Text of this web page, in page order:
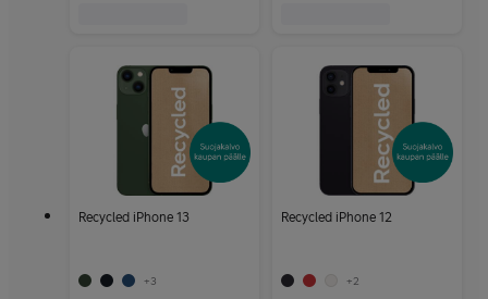
Recycled iPhone 13
+3
Recycled iPhone 12
+2